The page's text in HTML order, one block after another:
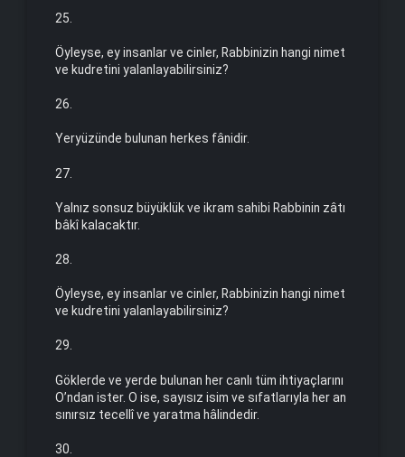
25.
Öyleyse, ey insanlar ve cinler, Rabbinizin hangi nimet
ve kudretini yalanlayabilirsiniz?
26.
Yeryüzünde bulunan herkes fânidir.
27.
Yalnız sonsuz büyüklük ve ikram sahibi Rabbinin zâtı
bâkî kala­caktır.
28.
Öyleyse, ey insanlar ve cinler, Rabbinizin hangi nimet
ve kud­retini yalanlayabilirsiniz?
29.
Göklerde ve yerde bulunan her canlı tüm ihtiyaçlarını
O’ndan ister. O ise, sayısız isim ve sıfatlarıyla her an
sınırsız tecellî ve yaratma hâlindedir.
30.